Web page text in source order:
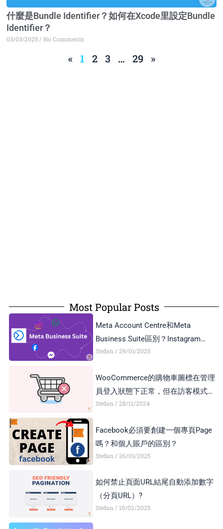
什麼是Bundle Identifier？如何在Xcode里設定Bundle
Identifier？
03/03/2025 No Comments
« 1 2 3 … 29 »
Most Popular Posts
Meta Account Centre和Meta
Business Suite區別？Instagram
Business Account和Creator Account
Stefan 29/01/2025
WooCommerce的購物車圖標在管理
員登入狀態下正常，但在訪客模式下
顯示異常，如何解決？
Stefan 28/11/2024
Facebook必須要創建一個專頁Page
嗎？和個人賬戶的區別？
Stefan 26/01/2025
如何禁止頁面URL結尾自動添加數字
（分頁URL）?
Stefan 10/02/2025